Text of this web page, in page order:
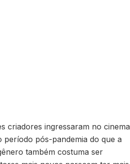
criadores ingressaram no cinema
pós-pandemia do que a
também costuma ser